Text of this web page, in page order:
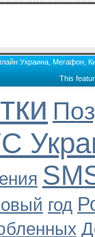
Украина, Мегафон,
This
год